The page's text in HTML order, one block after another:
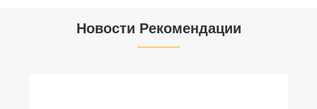
Новости Рекомендации